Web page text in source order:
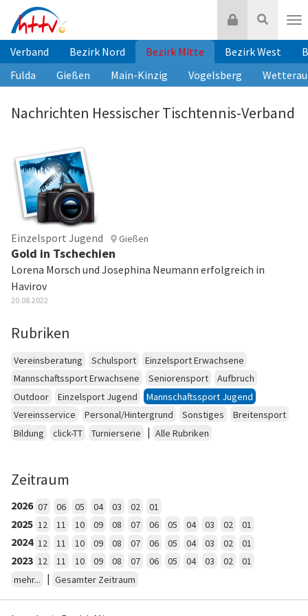
Inhalt
springen
Suche
Login
Verband Bezirk Nord Bezirk Mitte Bezirk West
Fulda
Gießen Main-Kinzig Vogelsberg Wetterau
Nachrichten Hessischer Tischtennis-Verband
Einzelsport Jugend Gießen
Gold in Tschechien
Lorena Morsch und Josephina Neumann erfolgreich in
Havirov
20.08.2022
Rubriken
Vereinsberatung Schulsport
Einzelsport Erwachsene
Mannschaftssport Erwachsene
Seniorensport
Aufbruch
Outdoor
Einzelsport Jugend
Mannschaftssport Jugend
Vereinsservice
Personal/Hintergrund Sonstiges
Breitensport
Bildung
click-TT Turnierserie | Alle Rubriken
Zeitraum
2026 07 06 05 04 03 02 01
2025 12 11 10 09 08 07 06 05 04 03 02 01
2024 12 11 10 09 08 07 06 05 04 03 02 01
2023 12 11 10 09 08 07 06 05 04 03 02
01
mehr...
| Gesamter Zeitraum